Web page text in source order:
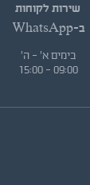
שירות לקוחות
ב-WhatsApp
בימים א' - ה'
09:00 - 15:00